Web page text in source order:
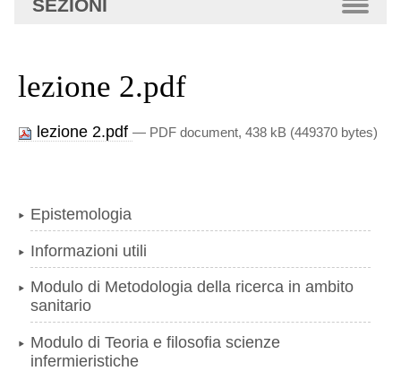
avanzata…
SEZIONI
lezione 2.pdf
lezione 2.pdf— PDF document, 438 kB (449370 bytes)
Epistemologia
Informazioni utili
Modulo di Metodologia della ricerca in ambito
sanitario
Modulo di Teoria e filosofia scienze
infermieristiche